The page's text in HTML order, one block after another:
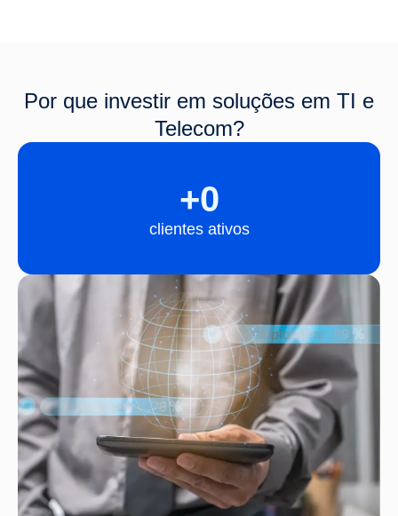
Por que investir em soluções em TI e
Telecom?
clientes ativos
+0